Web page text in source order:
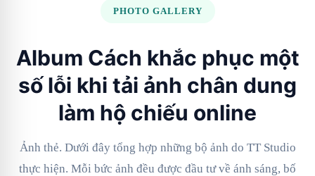
PHOTO GALLERY
Album Cách khắc phục một
số lỗi khi tải ảnh chân dung
làm hộ chiếu online
Ảnh thẻ. Dưới đây tổng hợp những bộ ảnh do TT Studio
thực hiện. Mỗi bức ảnh đều được đầu tư về ánh sáng, bố